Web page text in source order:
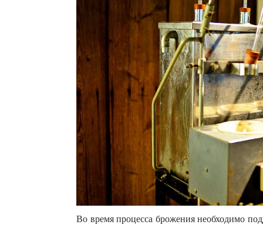
Во время процесса брожения необходимо